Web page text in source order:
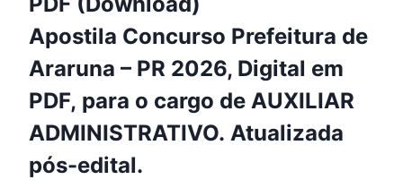
Apostila Concurso Prefeitura de
Araruna – PR 2026, Digital em
PDF, para o cargo de AUXILIAR
ADMINISTRATIVO. Atualizada
pós-edital.